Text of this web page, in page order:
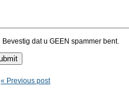
Bevestig dat u GEEN spammer bent.
« Previous post